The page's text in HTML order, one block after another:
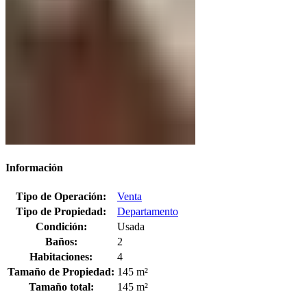
Información
Tipo de Operación:
Venta
Tipo de Propiedad:
Departamento
Condición:
Usada
Baños:
2
Habitaciones:
4
Tamaño de Propiedad: 145 m²
Tamaño total:
145 m²